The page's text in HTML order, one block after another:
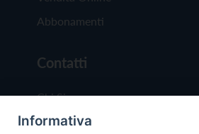
Abbonamenti
Contatti
Chi Siamo
Redazione
Informativa